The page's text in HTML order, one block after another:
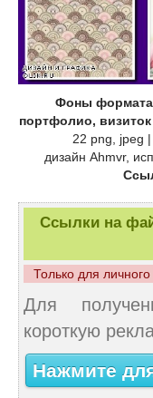
Фоны формата
портфолио, визиток
22 png, jpeg
дизайн Ahmvr,
Ссылки на
Только для
Для
короткую
Нажмите